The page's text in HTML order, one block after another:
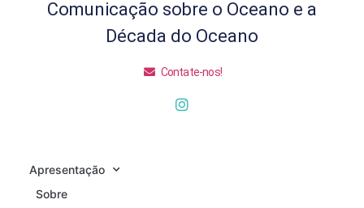
Comunicação sobre o Oceano e a
Década do Oceano
Contate-nos!
Apresentação
Sobre